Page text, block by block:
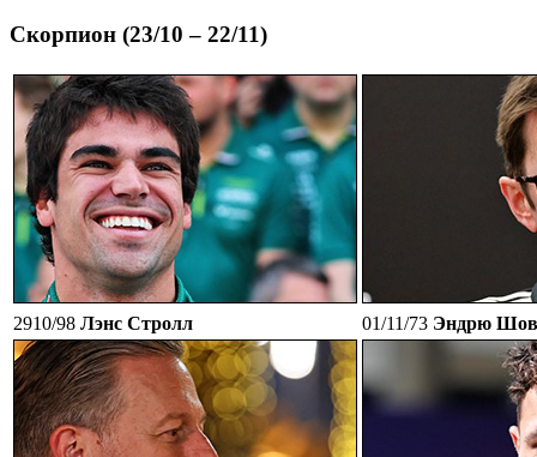
Скорпион (23/10 – 22/11)
2910/98 Лэнс Стролл 01/11/73 Эндрю